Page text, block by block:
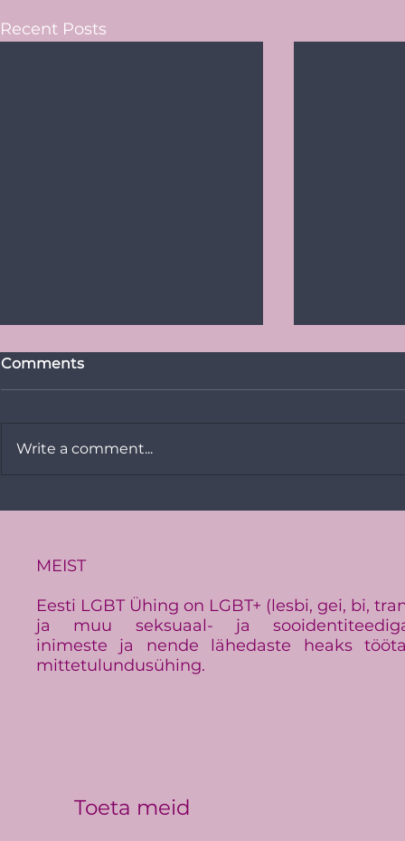
Recent Posts
Eestis
Comments
Write a comment...
MEIST
Eesti LGBT Ühing on LGBT+ (lesbi, gei, bi,
ja muu seksuaal- ja
inimeste ja nende lähedaste heaks
mittetulundusühing.
Toeta meid